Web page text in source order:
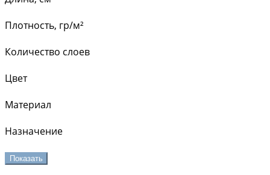
Плотность, гр/м²
Количество слоев
Цвет
Материал
Назначение
Показать